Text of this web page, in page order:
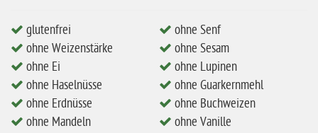
Bio
vegan
ohne Erdnüsse
eiweißarm / PKU
glutenfrei
ohne Weizenstärke
ohne Ei
ohne Haselnüsse
ohne Erdnüsse
ohne Mandeln
ohne Senf
ohne Sesam
ohne Lupinen
ohne Guarkernmehl
ohne Buchweizen
ohne Vanille